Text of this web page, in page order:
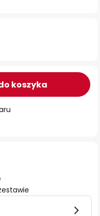
koszyka